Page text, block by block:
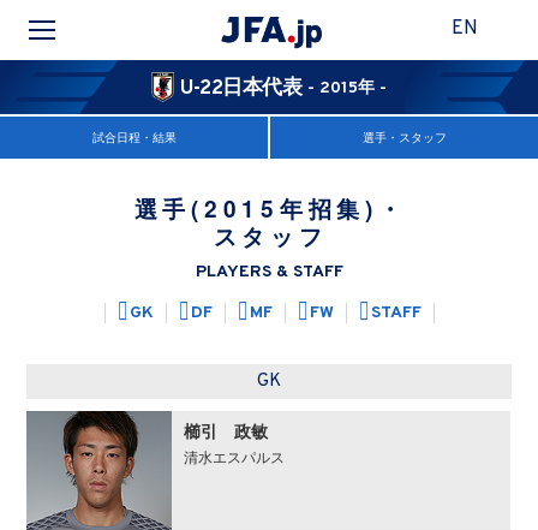
EN
U-22日本代表 - 2015年 -
試合日程・結果 選手・スタッフ
選手(2015年招集)・
スタッフ
PLAYERS & STAFF
GK
DF MF FW STAFF
GK
櫛引 政敏
清水エスパルス